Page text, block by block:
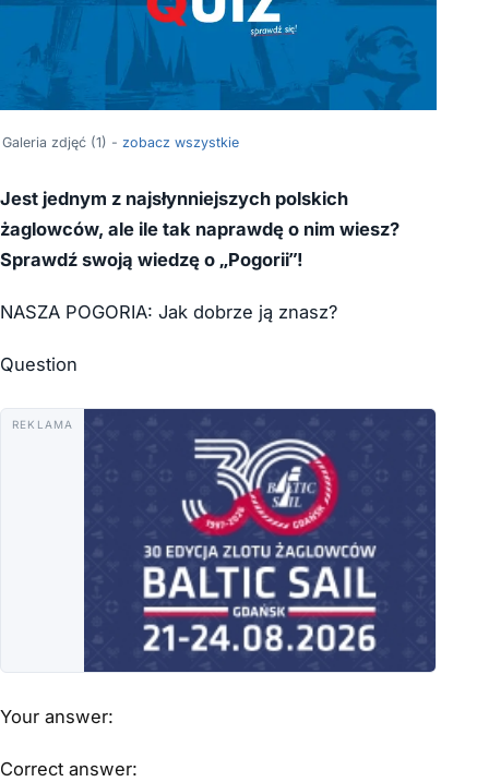
Galeria zdjęć (1) - zobacz wszystkie
Jest jednym z najsłynniejszych polskich
żaglowców, ale ile tak naprawdę o nim wiesz?
Sprawdź swoją wiedzę o „Pogorii”!
NASZA POGORIA: Jak dobrze ją znasz?
Question
REKLAMA
Your answer:
Correct answer: